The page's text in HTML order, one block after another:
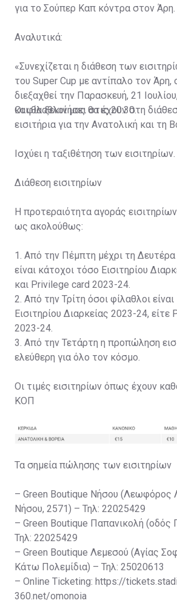
για το Σούπερ Καπ κόντρα στον Άρη.
Αναλυτικά:
«Συνεχίζεται η διάθεση των
του Super Cup με αντίπαλο τον Άρη,
διεξαχθεί την Παρασκευή, 21
και θα ξεκινήσει στις 20:30.
Οι φίλαθλοί μας θα έχουν στη
εισιτήρια για την Ανατολική και τη
Ισχύει η ταξιθέτηση των εισιτηρίων.
Διάθεση εισιτηρίων
Η προτεραιότητα αγοράς
ως ακολούθως:
1. Από την Πέμπτη μέχρι τη Δευτέρα
είναι κάτοχοι τόσο Εισιτηρίου
και Privilege card 2023-24.
2. Από την Τρίτη όσοι φίλαθλοι
Εισιτηρίου Διαρκείας 2023-24, είτε
2023-24.
3. Από την Τετάρτη η προπώληση
ελεύθερη για όλο τον κόσμο.
Οι τιμές εισιτηρίων όπως έχουν
ΚΟΠ
Τα σημεία πώλησης των εισιτηρίων
– Green Boutique Νήσου (Λεωφόρος
Νήσου, 2571) – Τηλ: 22025429
– Green Boutique Παπανικολή (οδός
Τηλ: 22025429
– Green Boutique Λεμεσού (Αγίας
Κάτω Πολεμίδια) – Τηλ: 25020613
– Online Ticketing: https://
360.net/omonoia